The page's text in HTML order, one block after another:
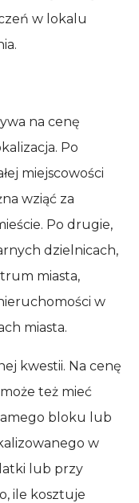
w lokalu
na cenę
Po
miejscowości
wziąć za
Po drugie,
dzielnicach,
miasta,
w
miasta.
kwestii. Na cenę
też mieć
bloku lub
w
lub przy
ile kosztuje